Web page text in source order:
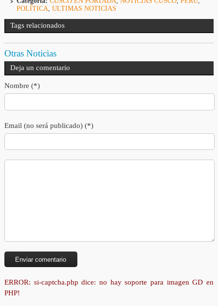
POLÍTICA, ULTIMAS NOTICIAS
Tags relacionados
Otras Noticias
Deja un comentario
Nombre (*)
Email (no será publicado) (*)
ERROR: si-captcha.php dice: no hay soporte para imagen GD en
PHP!